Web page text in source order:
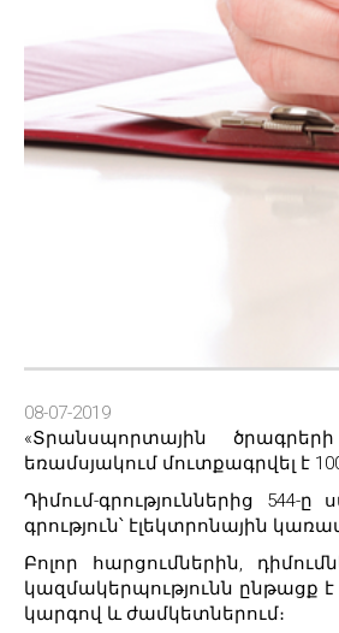
08-07-2019
«Տրանսպորտային
եռամսյակում մուտքագրվել է
Դիմում-գրություններից
գրություն՝ էլեկտրոնային
Բոլոր հարցումներին,
կազմակերպությունն ընթացք է
կարգով և ժամկետներում։